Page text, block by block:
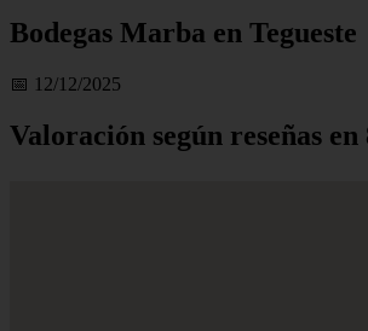
Bodegas Marba en Tegueste
📅 12/12/2025
Valoración según reseñas en